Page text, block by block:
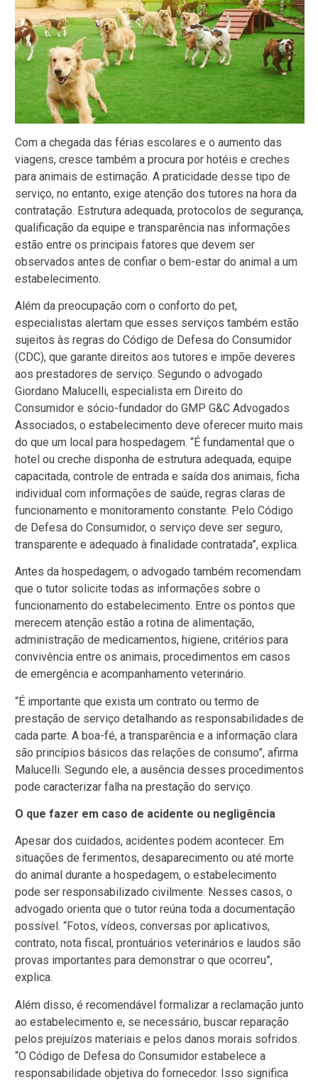
Com a chegada das férias escolares e o aumento das
viagens, cresce também a procura por hotéis e creches
para animais de estimação. A praticidade desse tipo de
serviço, no entanto, exige atenção dos tutores na hora da
contratação. Estrutura adequada, protocolos de segurança,
qualificação da equipe e transparência nas informações
estão entre os principais fatores que devem ser
observados antes de confiar o bem-estar do animal a um
estabelecimento.
Além da preocupação com o conforto do pet,
especialistas alertam que esses serviços também estão
sujeitos às regras do Código de Defesa do Consumidor
(CDC), que garante direitos aos tutores e impõe deveres
aos prestadores de serviço. Segundo o advogado
Giordano Malucelli, especialista em Direito do
Consumidor e sócio-fundador do GMP G&C Advogados
Associados, o estabelecimento deve oferecer muito mais
do que um local para hospedagem. “É fundamental que o
hotel ou creche disponha de estrutura adequada, equipe
capacitada, controle de entrada e saída dos animais, ficha
individual com informações de saúde, regras claras de
funcionamento e monitoramento constante. Pelo Código
de Defesa do Consumidor, o serviço deve ser seguro,
transparente e adequado à finalidade contratada”, explica.
Antes da hospedagem, o advogado também recomendam
que o tutor solicite todas as informações sobre o
funcionamento do estabelecimento. Entre os pontos que
merecem atenção estão a rotina de alimentação,
administração de medicamentos, higiene, critérios para
convivência entre os animais, procedimentos em casos
de emergência e acompanhamento veterinário.
“É importante que exista um contrato ou termo de
prestação de serviço detalhando as responsabilidades de
cada parte. A boa-fé, a transparência e a informação clara
são princípios básicos das relações de consumo”, afirma
Malucelli. Segundo ele, a ausência desses procedimentos
pode caracterizar falha na prestação do serviço.
O que fazer em caso de acidente ou negligência
Apesar dos cuidados, acidentes podem acontecer. Em
situações de ferimentos, desaparecimento ou até morte
do animal durante a hospedagem, o estabelecimento
pode ser responsabilizado civilmente. Nesses casos, o
advogado orienta que o tutor reúna toda a documentação
possível. “Fotos, vídeos, conversas por aplicativos,
contrato, nota fiscal, prontuários veterinários e laudos são
provas importantes para demonstrar o que ocorreu”,
explica.
Além disso, é recomendável formalizar a reclamação junto
ao estabelecimento e, se necessário, buscar reparação
pelos prejuízos materiais e pelos danos morais sofridos.
“O Código de Defesa do Consumidor estabelece a
responsabilidade objetiva do fornecedor. Isso significa